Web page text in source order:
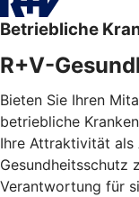
Betriebliche
R+V-
Bieten Sie Ihren
betriebliche
Ihre Attraktivität als
Gesundheitsschutz
Verantwortung für